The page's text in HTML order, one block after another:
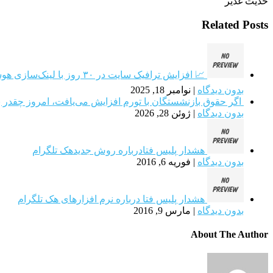
Related Posts
📈 افزایش ترافیک سایت در ۳۰ روز با لینک‌سازی هوشمند
بدون دیدگاه | نوامبر 18, 2025
اگر حقوق بازنشستگان با تورم افزایش می‌یافت، امروز چقدر
بدون دیدگاه | ژوئن 28, 2026
هشدار پلیس فتادرباره روش جدیدهک تلگرام
بدون دیدگاه | فوریه 6, 2016
هشدار پلیس فتا درباره نرم افزارهای هک تلگرام
بدون دیدگاه | مارس 9, 2016
About The Author